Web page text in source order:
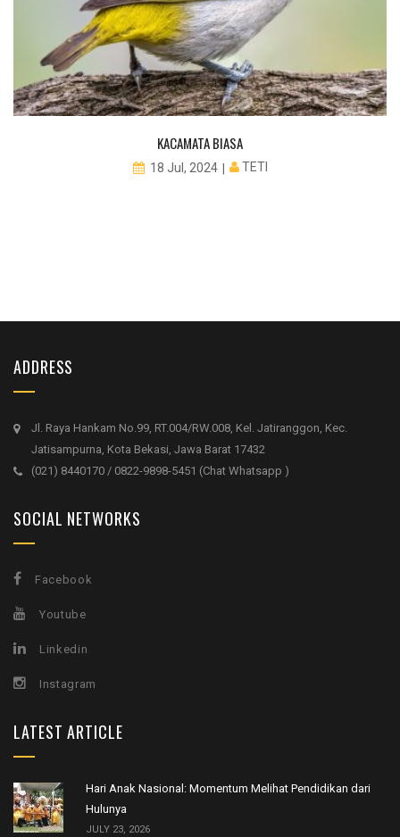
KACAMATA BIASA
18 Jul, 2024 TETI
ADDRESS
Jl. Raya Hankam No.99, RT.004/RW.008, Kel. Jatiranggon, Kec.
Jatisampurna, Kota Bekasi, Jawa Barat 17432
(021) 8440170 / 0822-9898-5451 (Chat Whatsapp )
SOCIAL NETWORKS
Facebook
Youtube
Linkedin
Instagram
LATEST ARTICLE
Hari Anak Nasional: Momentum Melihat Pendidikan dari
Hulunya
JULY 23, 2026